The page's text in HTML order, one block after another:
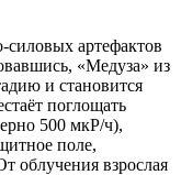
артефактов
«Медуза» из
и становится
поглощать
500 мкР/ч),
поле,
облучения взрослая